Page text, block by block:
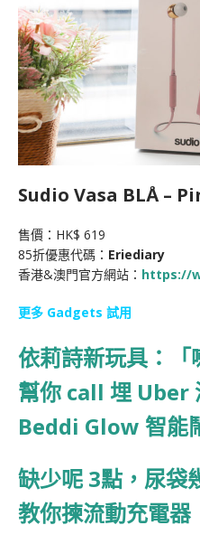
Sudio Vasa BLÅ –
售價：HK$ 619
85折優惠代碼： Eriediary
香港&澳門官方網站： https://
更多 Gadgets 試用
依莉詩新玩具：
幫你 call 埋 Uber
Beddi Glow 智能
缺少呢 3點，尿袋
教你揀流動充電器